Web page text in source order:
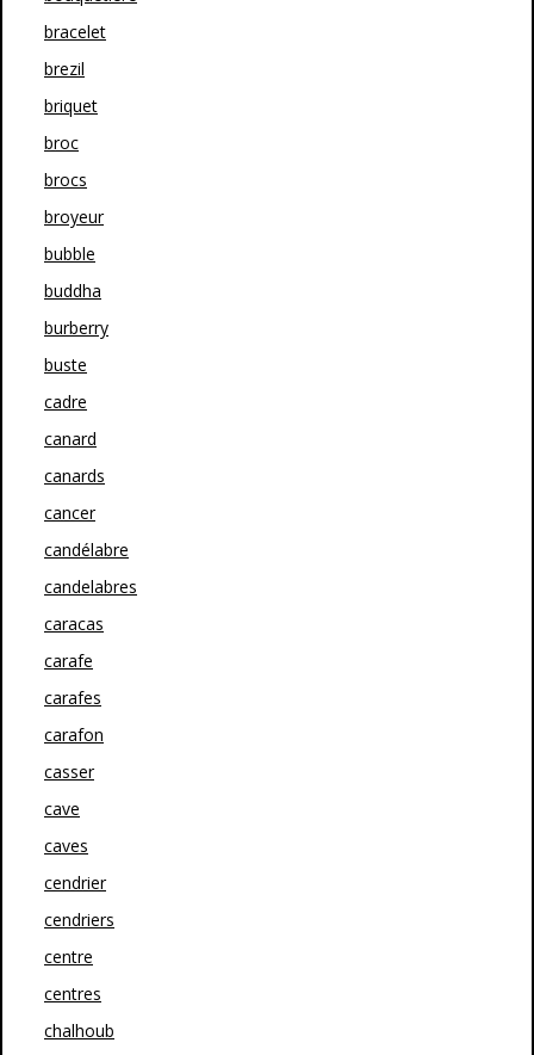
bracelet
brezil
briquet
broc
brocs
broyeur
bubble
buddha
burberry
buste
cadre
canard
canards
cancer
candélabre
candelabres
caracas
carafe
carafes
carafon
casser
cave
caves
cendrier
cendriers
centre
centres
chalhoub